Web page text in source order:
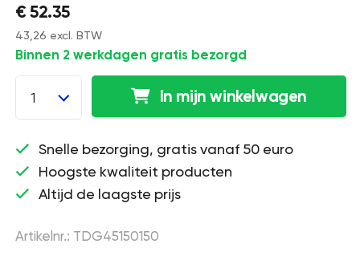
€ 52.35
43,26 excl. BTW
Binnen 2 werkdagen gratis bezorgd
1 In mijn winkelwagen
Snelle bezorging, gratis vanaf 50 euro
Hoogste kwaliteit producten
Altijd de laagste prijs
Artikelnr.: TDG45150150